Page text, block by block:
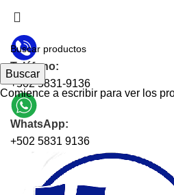
GUATEMALA
Teléfono:
+502 5831-9136
WhatsApp:
+502 5831 9136
Buscar
Comience a escribir para ver los